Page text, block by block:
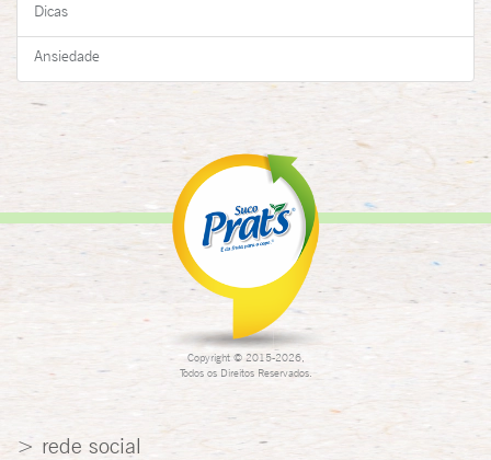
Dicas
Ansiedade
Copyright © 2015-2026,
Todos os Direitos Reservados.
> rede social